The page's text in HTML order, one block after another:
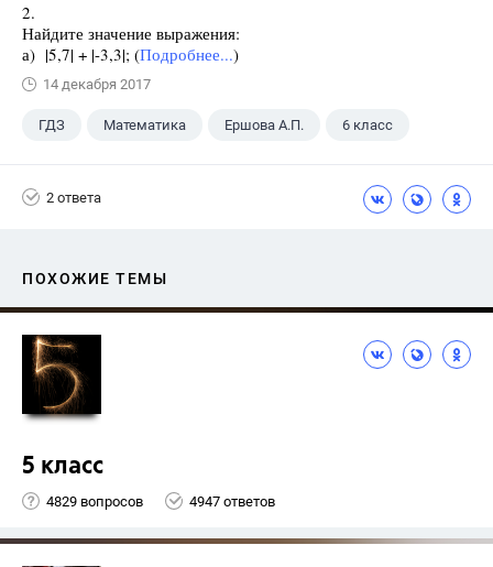
2.
Найдите значение выражения:
а) |5,7| + |-3,3|; (Подробнее...)
14 декабря 2017
ГДЗ Математика Ершова А.П. 6 класс
2 ответа
ПОХОЖИЕ ТЕМЫ
5 класс
4829 вопросов 4947 ответов